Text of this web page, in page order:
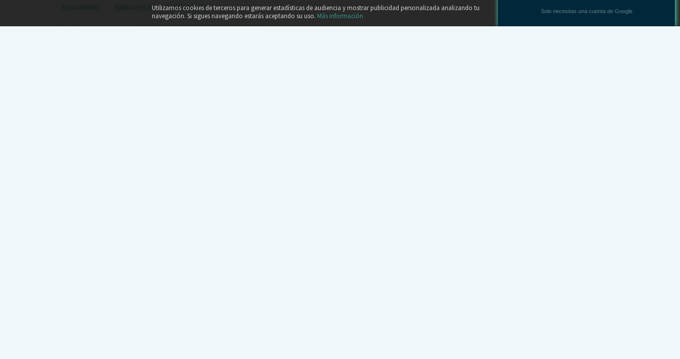
TOM CRUISE
Utilizamos cookies de terceros para generar estadísticas de audiencia y mostrar publicidad personalizada analizando tu
navegación. Si sigues navegando estarás aceptando su uso. Más información
Solo necesitas una cuenta de Google